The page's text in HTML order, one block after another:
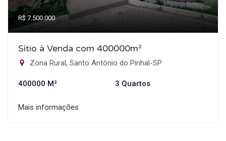
R$ 7.500.000
Sítio à Venda com 400000m²
Zona Rural, Santo Antônio do Pinhal-SP
400000 M² 3 Quartos
Mais informações